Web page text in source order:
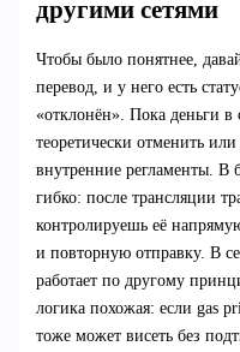
другими сетями
Чтобы было понятнее,
перевод, и у него есть
«отклонён». Пока деньги в
теоретически отменить
внутренние регламенты. В
гибко: после трансляции
контролируешь её
и повторную отправку. В
работает по другому
логика похожая: если gas
тоже может висеть без